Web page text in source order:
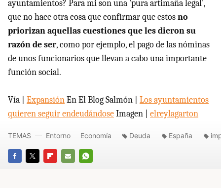
ayuntamientos? Para mi son una 'pura artimaña legal',
que no hace otra cosa que confirmar que estosno
priorizan aquellas cuestiones que les dieron su
razón de ser, como por ejemplo, el pago de las nóminas
de unos funcionarios que llevan a cabo una importante
función social.
Vía | ExpansiónEn El Blog Salmón | Los ayuntamientos
quieren seguir endeudándoseImagen | elreylagarton
FACEBOOK
TWITTERFLIPBOARD
E-
WHATSAPP
TEMAS Entorno Economía Deuda España